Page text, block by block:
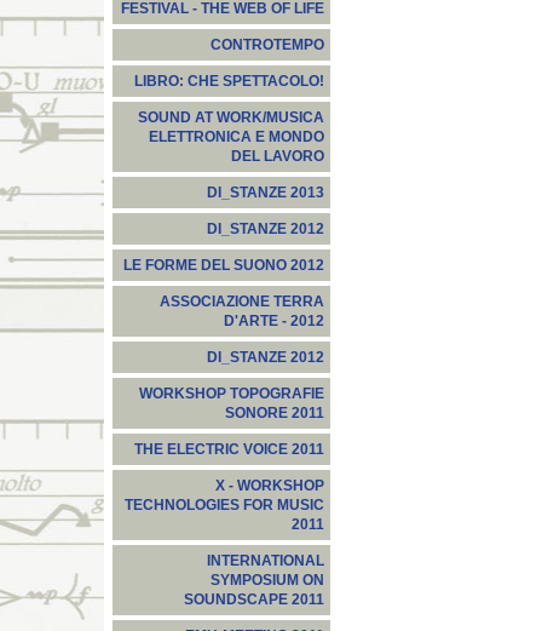
FESTIVAL - THE WEB OF LIFE
CONTROTEMPO
LIBRO: CHE SPETTACOLO!
SOUND AT WORK/MUSICA
ELETTRONICA E MONDO
DEL LAVORO
DI_STANZE 2013
DI_STANZE 2012
LE FORME DEL SUONO 2012
ASSOCIAZIONE TERRA
D'ARTE - 2012
DI_STANZE 2012
WORKSHOP TOPOGRAFIE
SONORE 2011
THE ELECTRIC VOICE 2011
X - WORKSHOP
TECHNOLOGIES FOR MUSIC
2011
INTERNATIONAL
SYMPOSIUM ON
SOUNDSCAPE 2011